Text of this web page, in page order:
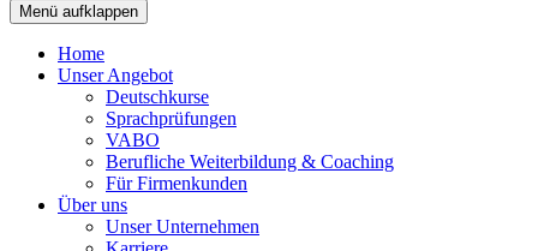
Menü aufklappen
Home
Unser Angebot
Deutschkurse
Sprachprüfungen
VABO
Berufliche Weiterbildung & Coaching
Für Firmenkunden
Über uns
Unser Unternehmen